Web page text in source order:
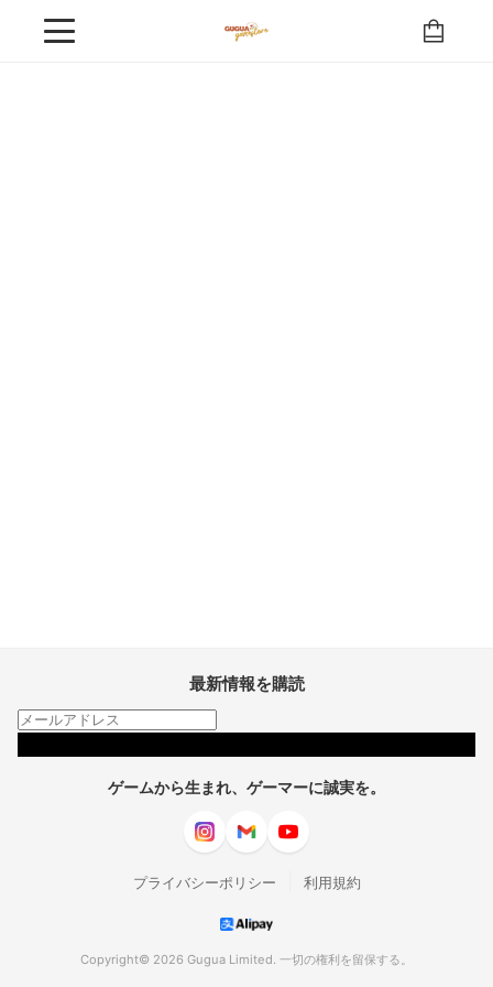
ゲームから生まれ、ゲーマーに誠実を。
プライバシーポリシー 利用規約
Copyright© 2026 Gugua Limited. 一切の権利を留保する。
最新情報を購読